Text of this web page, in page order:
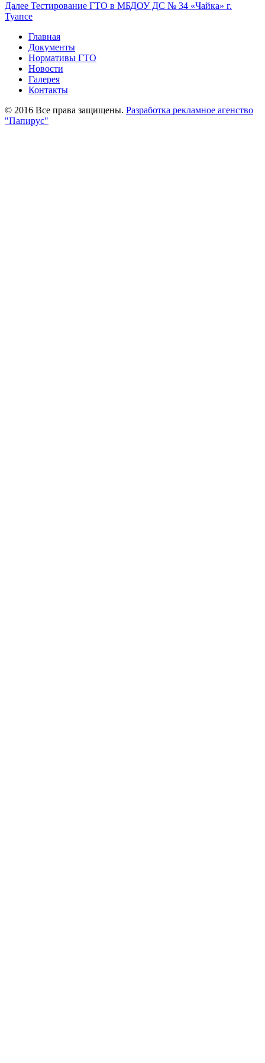
записям
Далее Следующая
запись:
Тестирование ГТО в МБДОУ ДС № 34 «Чайка» г.
Туапсе
Главная
Документы
Нормативы ГТО
Новости
Галерея
Контакты
© 2016 Все права защищены. Разработка рекламное агенство
"Папирус"